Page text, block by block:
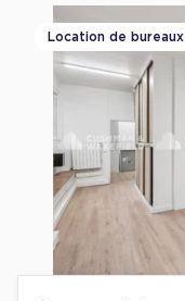
Location de bureaux